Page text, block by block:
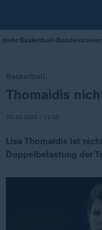
Basketball-
Basketball
:
Thomaidis
10.10.2025 | 11:12
Lisa Thomaidis ist
Doppelbelastung der